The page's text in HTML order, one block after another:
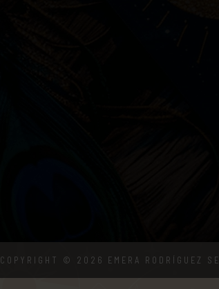
COPYRIGHT © 2026 EMERA RODRÍGUEZ